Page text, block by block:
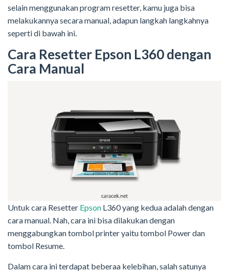
selain menggunakan program resetter, kamu juga bisa
melakukannya secara manual, adapun langkah langkahnya
seperti di bawah ini.
Cara Resetter Epson L360 dengan
Cara Manual
Untuk cara Resetter Epson L360 yang kedua adalah dengan
cara manual. Nah, cara ini bisa dilakukan dengan
menggabungkan tombol printer yaitu tombol Power dan
tombol Resume.
Dalam cara ini terdapat beberaa kelebihan, salah satunya